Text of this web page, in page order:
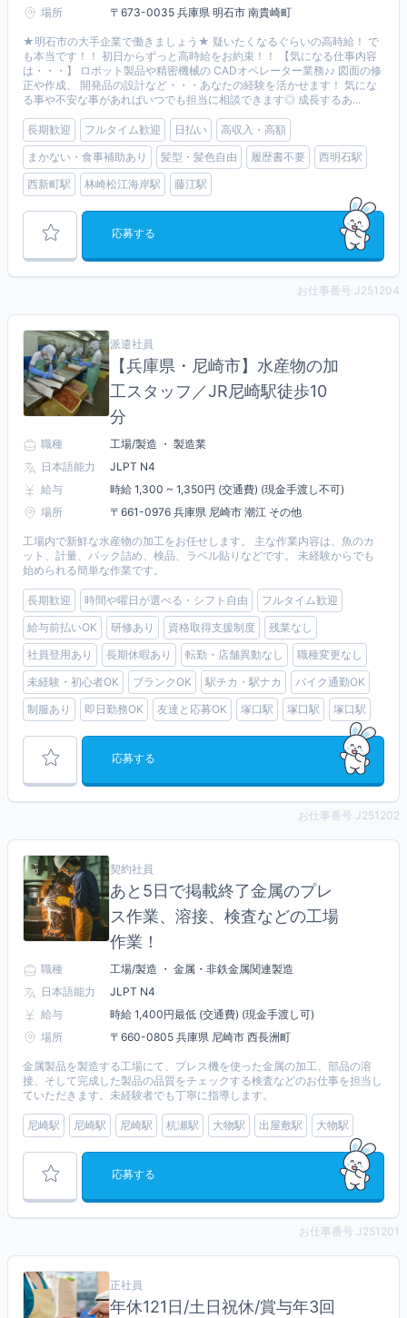
場所 〒673-0035 兵庫県 明石市 南貴崎町
★明石市の大手企業で働きましょう★ 疑いたくなるぐらいの高時給！ で
も本当です！！ 初日からずっと高時給をお約束！！ 【気になる仕事内容
は・・・】 ロボット製品や精密機械の CADオペレーター業務♪♪ 図面の修
正や作成、 開発品の設計など・・・あなたの経験を活かせます！ 気にな
る事や不安な事があればいつでも担当に相談できます◎ 成長するあ...
長期歓迎 フルタイム歓迎 日払い
高収入・高額
まかない・食事補助あり
髪型・髪色自由 履歴書不要
西明石駅
西新町駅
林崎松江海岸駅 藤江駅
応募する
お仕事番号 J251204
派遣社員
【兵庫県・尼崎市】水産物の加
工スタッフ／JR尼崎駅徒歩10
分
職種
工場/製造 ・ 製造業
日本語能力
JLPT N4
給与
時給 1,300 ~ 1,350円 (交通費) (現金手渡し不可)
場所
〒661-0976 兵庫県 尼崎市 潮江 その他
工場内で新鮮な水産物の加工をお任せします。 主な作業内容は、魚のカ
ット、計量、パック詰め、検品、ラベル貼りなどです。 未経験からでも
始められる簡単な作業です。
長期歓迎 時間や曜日が選べる・シフト自由
フルタイム歓迎
給与前払いOK
研修あり 資格取得支援制度
残業なし
社員登用あり
長期休暇あり 転勤・店舗異動なし
職種変更なし
未経験・初心者OK
ブランクOK 駅チカ・駅ナカ
バイク通勤OK
制服あり
即日勤務OK 友達と応募OK 塚口駅 塚口駅 塚口駅
応募する
お仕事番号 J251202
契約社員
あと5日で掲載終了金属のプレ
ス作業、溶接、検査などの工場
作業！
職種
工場/製造 ・ 金属・非鉄金属関連製造
日本語能力
JLPT N4
給与
時給 1,400円最低 (交通費) (現金手渡し可)
場所
〒660-0805 兵庫県 尼崎市 西長洲町
金属製品を製造する工場にて、プレス機を使った金属の加工、部品の溶
接、そして完成した製品の品質をチェックする検査などのお仕事を担当し
ていただきます。未経験者でも丁寧に指導します。
尼崎駅 尼崎駅 尼崎駅 杭瀬駅 大物駅 出屋敷駅 大物駅
応募する
お仕事番号 J251201
正社員
年休121日/土日祝休/賞与年3回